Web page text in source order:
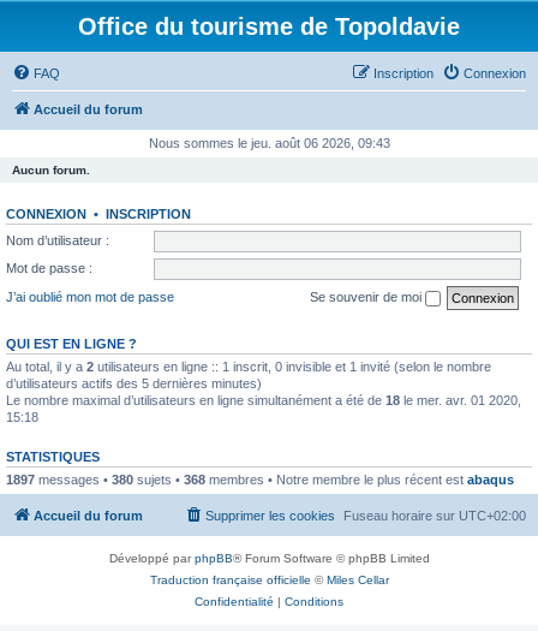
Office du tourisme de Topoldavie
FAQ Connexion
Inscription
Accueil du forum
Nous sommes le jeu. août 06 2026, 09:43
Aucun forum.
CONNEXION • INSCRIPTION
Nom d’utilisateur :
Mot de passe :
J’ai oublié mon mot de passe
Se souvenir de moi
QUI EST EN LIGNE ?
Au total, il y a 2 utilisateurs en ligne :: 1 inscrit, 0 invisible et 1 invité (selon le nombre
d’utilisateurs actifs des 5 dernières minutes)
Le nombre maximal d’utilisateurs en ligne simultanément a été de 18 le mer. avr. 01 2020,
15:18
STATISTIQUES
1897 messages • 380 sujets • 368 membres • Notre membre le plus récent est abaqus
Accueil du forum Fuseau horaire sur UTC+02:00
Supprimer les cookies
Développé parphpBB® Forum Software © phpBB Limited
Traduction française officielle ©Miles Cellar
Confidentialité | Conditions